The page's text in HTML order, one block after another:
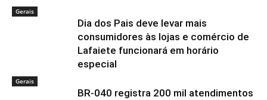
Gerais
Dia dos Pais deve levar mais
consumidores às lojas e comércio de
Lafaiete funcionará em horário
especial
Gerais
BR-040 registra 200 mil atendimentos